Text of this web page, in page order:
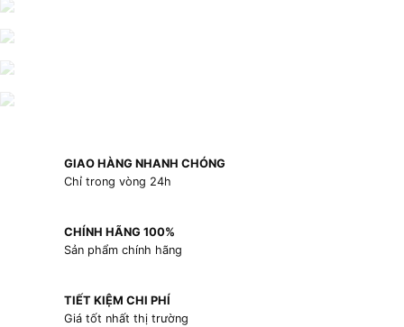
GIAO HÀNG NHANH CHÓNG
Chỉ trong vòng 24h
CHÍNH HÃNG 100%
Sản phẩm chính hãng
TIẾT KIỆM CHI PHÍ
Giá tốt nhất thị trường